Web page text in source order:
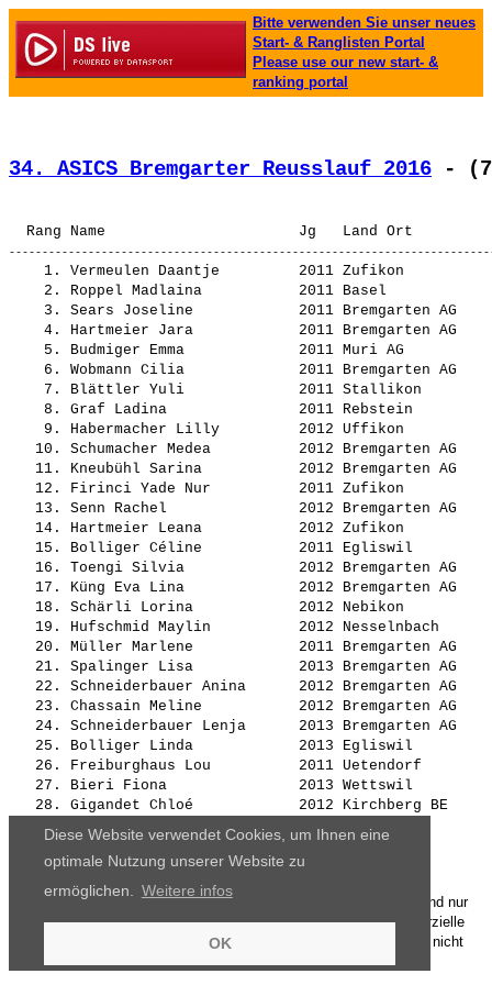
Diese Website verwendet Cookies, um Ihnen eine
optimale Nutzung unserer Website zu
ermöglichen.
Weitere infos
OK
Bitte verwenden Sie unser neues
Start- & Ranglisten Portal
Please use our new start- &
ranking portal
34. ASICS Bremgarter Reusslauf 2016 -
    1.
Vermeulen Daantje
2011 Zufikon
    2.
Roppel Madlaina
2011 Basel
    3.
Sears Joseline
2011
    4.
Hartmeier Jara
2011
    5.
Budmiger Emma
2011 Muri AG
    6.
Wobmann Cilia
2011
    7.
Blättler Yuli
2011 Stallikon
    8.
Graf Ladina
2011 Rebstein
    9.
Habermacher Lilly
2012 Uffikon
   10.
Schumacher Medea
2012
   11.
Kneubühl Sarina
2012
   12.
Firinci Yade Nur
2011 Zufikon
   13.
Senn Rachel
2012 Bremgarten
   14.
Hartmeier Leana
2012 Zufikon
   15.
Bolliger Céline
2011 Egliswil
   16.
Toengi Silvia
2012
   17.
Küng Eva Lina
2012
   18.
Schärli Lorina
2012 Nebikon
   19.
Hufschmid Maylin
2012
   20.
Müller Marlene
2011
   21.
Spalinger Lisa
2013
   22.
Schneiderbauer Anina
2012
   23.
Chassain Meline
2012
   24.
Schneiderbauer Lenja
2013
   25.
Bolliger Linda
2013 Egliswil
   26.
Freiburghaus Lou
2011 Uetendorf
   27.
Bieri Fiona
2013 Wettswil
   28.
Gigandet Chloé
2012 Kirchberg
   29.
Steiner Flurina
2012 Windisch
   30.
Dubois Joline 2012 Zufikon
Die Ergebnisse, das Bildmaterial und das weitere Datenmaterial sind nur
für den persönlichen Gebrauch zur Verfügung gestellt. Die kommerzielle
Nutzung, Weitergabe ganz oder teilweise und / oder Nachdruck ist nicht
gestattet.